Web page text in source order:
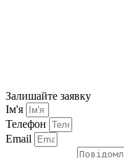
Залишайте заявку
Ім'я
Телефон
Email